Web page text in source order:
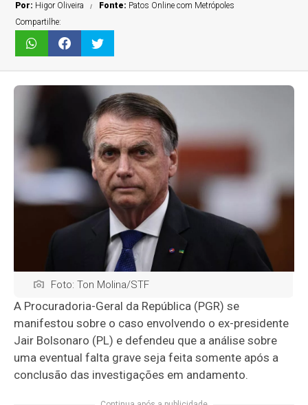
Por: Higor Oliveira Fonte: Patos Online com Metrópoles
Compartilhe:
Foto: Ton Molina/STF
A Procuradoria-Geral da República (PGR) se
manifestou sobre o caso envolvendo o ex-presidente
Jair Bolsonaro (PL) e defendeu que a análise sobre
uma eventual falta grave seja feita somente após a
conclusão das investigações em andamento.